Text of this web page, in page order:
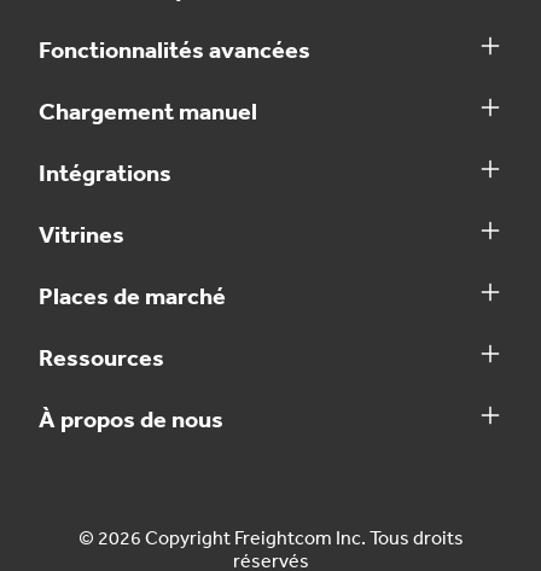
Fonctionnalités avancées
Chargement manuel
Intégrations
Vitrines
Places de marché
Ressources
À propos de nous
© 2026 Copyright Freightcom Inc. Tous droits
réservés